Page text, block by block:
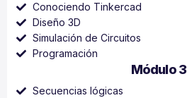
Conociendo Tinkercad
Diseño 3D
Simulación de Circuitos
Programación
Módulo 3
Secuencias lógicas